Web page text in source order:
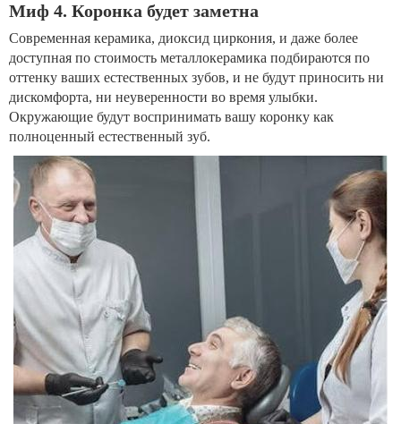
Миф 4. Коронка будет заметна
Современная керамика, диоксид циркония, и даже более
доступная по стоимость металлокерамика подбираются по
оттенку ваших естественных зубов, и не будут приносить ни
дискомфорта, ни неуверенности во время улыбки.
Окружающие будут воспринимать вашу коронку как
полноценный естественный зуб.